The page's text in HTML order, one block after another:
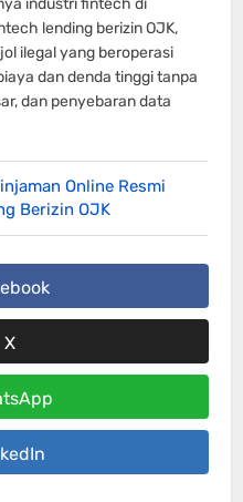
lending berizin OJK,
ilegal yang beroperasi
dan denda tinggi tanpa
dan penyebaran data
Online Resmi
Berizin OJK
X